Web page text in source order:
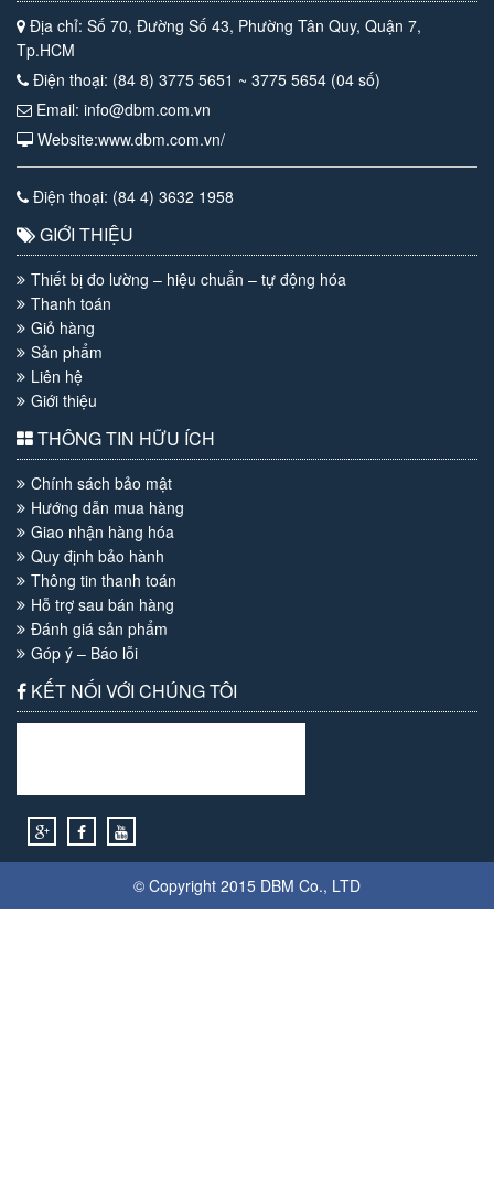
Địa chỉ: Số 70, Đường Số 43, Phường Tân Quy, Quận 7,
Tp.HCM
Điện thoại: (84 8) 3775 5651 ~ 3775 5654 (04 số)
Email: info@dbm.com.vn
Website:www.dbm.com.vn/
Điện thoại: (84 4) 3632 1958
GIỚI THIỆU
Thiết bị đo lường – hiệu chuẩn – tự động hóa
Thanh toán
Giỏ hàng
Sản phẩm
Liên hệ
Giới thiệu
THÔNG TIN HỮU ÍCH
Chính sách bảo mật
Hướng dẫn mua hàng
Giao nhận hàng hóa
Quy định bảo hành
Thông tin thanh toán
Hỗ trợ sau bán hàng
Đánh giá sản phẩm
Góp ý – Báo lỗi
KẾT NỐI VỚI CHÚNG TÔI
© Copyright 2015 DBM Co., LTD